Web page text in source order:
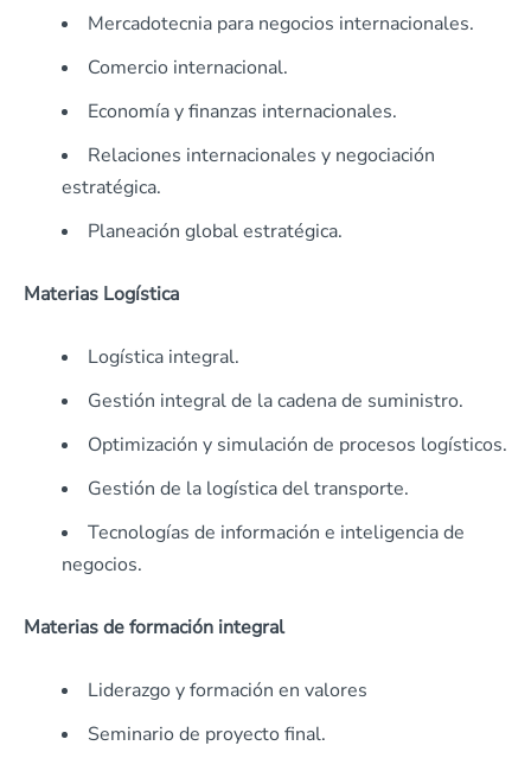
Mercadotecnia para negocios internacionales.
Comercio internacional.
Economía y finanzas internacionales.
Relaciones internacionales y negociación
estratégica.
Planeación global estratégica.
Materias Logística
Logística integral.
Gestión integral de la cadena de suministro.
Optimización y simulación de procesos logísticos.
Gestión de la logística del transporte.
Tecnologías de información e inteligencia de
negocios.
Materias de formación integral
Liderazgo y formación en valores
Seminario de proyecto final.